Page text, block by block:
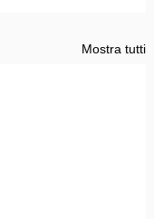
Mostra tutti